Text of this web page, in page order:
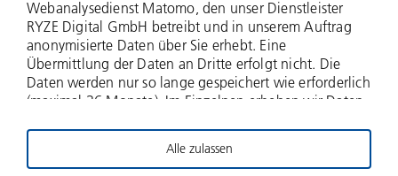
Webanalysedienst Matomo, den unser Dienstleister
RYZE Digital GmbH betreibt und in unserem Auftrag
anonymisierte Daten über Sie erhebt. Eine
Übermittlung der Daten an Dritte erfolgt nicht. Die
Daten werden nur so lange gespeichert wie erforderlich
(maximal 36 Monate). Im Einzelnen erheben wir Daten
werden erfasst), zu aufgerufenen Webseiten und Ihrer
Verweildauer hierauf, Häufigkeit der Aufrufe, zu
Alle zulassen